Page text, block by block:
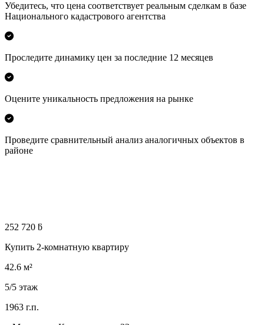
Убедитесь, что цена соответствует реальным сделкам в базе
Национального кадастрового агентства
Проследите динамику цен за последние 12 месяцев
Оцените уникальность предложения на рынке
Проведите сравнительный анализ аналогичных объектов в
районе
252 720 ƃ
Купить 2-комнатную квартиру
42.6 м²
5/5 этаж
1963 г.п.